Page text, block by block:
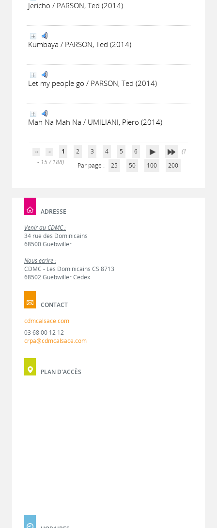
Jericho / PARSON, Ted (2014)
Kumbaya / PARSON, Ted (2014)
Let my people go / PARSON, Ted (2014)
Mah Na Mah Na / UMILIANI, Piero (2014)
1 2 3 4 5 6
(1
- 15 / 188)
Par page : 25 50 100 200
ADRESSE
Venir au CDMC :
34 rue des Dominicains
68500 Guebwiller
Nous écrire :
CDMC - Les Dominicains CS 8713
68502 Guebwiller Cedex
CONTACT
cdmcalsace.com
03 68 00 12 12
crpa@cdmcalsace.com
PLAN D'ACCÈS